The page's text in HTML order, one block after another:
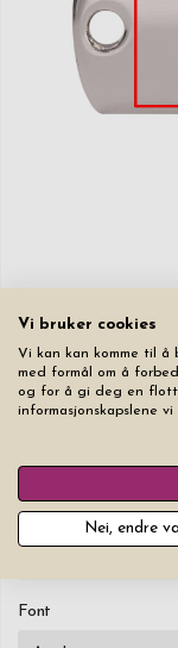
Framside
Graveringen på dette
Du må holde deg
Font
Vi bruker cookies
Vi kan kan komme til å
med formål om å
og for å gi deg en flott
informasjonskapslene
Nei, endre